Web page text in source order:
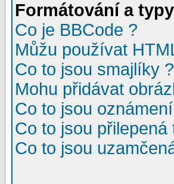
Formátování a
Co je BBCode ?
Můžu používat
Co to jsou smajlíky ?
Mohu přidávat
Co to jsou
Co to jsou přilepená
Co to jsou